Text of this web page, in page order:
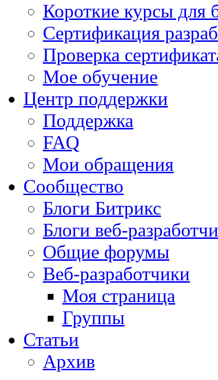
Короткие курсы для
Сертификация
Проверка
Мое обучение
Центр поддержки
Поддержка
FAQ
Мои обращения
Сообщество
Блоги Битрикс
Блоги веб-
Общие форумы
Веб-разработчики
Моя страница
Группы
Статьи
Архив